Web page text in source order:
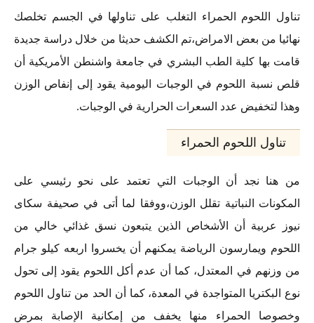
تناول اللحوم الحمراء التغلب على تناولها في الجسم تخلصك
نهائيا من بعض الامراض،تم الكشف حديثا من خلال دراسة جديدة
قامت بها كلية الطب البشري في جامعة واشنطن الأمريكية أن
قلص نسبة اللحوم في الوجبات اليومية يقود إلى إنفاص الوزن
وهذا لتخفيض عدد السعرات الحرارية في الوجبات.
تناول اللحوم الحمراء
من هنا نجد أن الوجبات التي تعتمد على نحو رئيسي على
المكونات النباتية تقلل الوزن،ووفقا لما أتى في صحيفة سكاى
نيوز عربية أن الأشخاص الذين يتبعون نسق غذائي خالي من
اللحوم ويمارسون الرياضة يمكنهم أن يخسروا اربعه كيلو جرام
من وزنهم في المعتدل، كما أن عدم أكل اللحوم يقود إلى تحول
نوع البكتريا المتواجدة في المعدة، كما أن الحد من تناول اللحوم
وخصوصا الحمراء منها يخفف من إمكانية الإصابة بمرض